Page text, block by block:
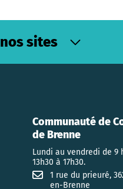
sites
Communauté de
de Brenne
Lundi au vendredi de 9
13h30 à 17h30.
1 rue du prieuré,
en-Brenne